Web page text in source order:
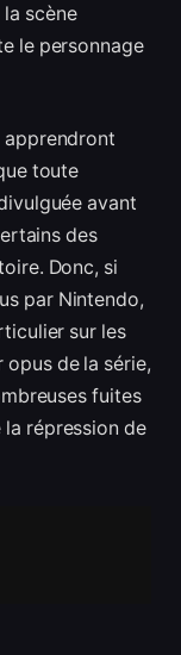
scène
le personnage
apprendront
toute
avant
des
Donc, si
par Nintendo,
sur les
opus de la série,
fuites
la répression de